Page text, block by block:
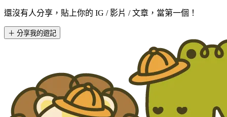
還沒有人分享，貼上你的 IG / 影片 / 文章，當第一個！
＋ 分享我的遊記